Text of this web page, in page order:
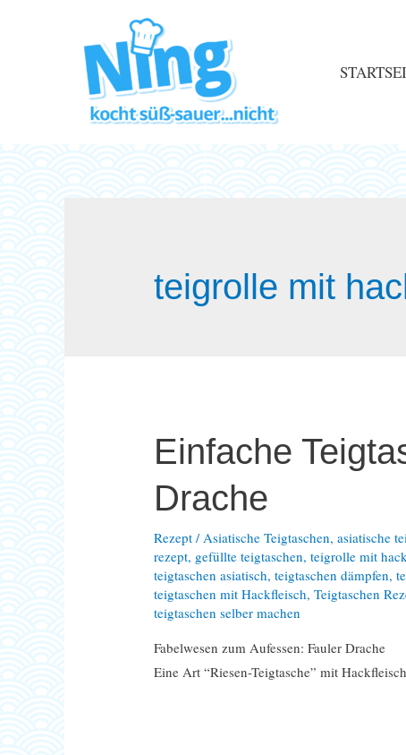
teigrolle mit
Einfache
Drache
Rezept /Asiatische Teigtaschen,asiatische
rezept, gefüllte teigtaschen,teigrolle mit
teigtaschen asiatisch,teigtaschen dämpfen,
teigtaschen mit Hackfleisch,Teigtaschen
teigtaschen selber machen
Fabelwesen zum Aufessen: Fauler Drache
Eine Art “Riesen-Teigtasche” mit